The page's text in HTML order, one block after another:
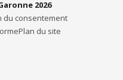
2026
du consentement
Plan du site